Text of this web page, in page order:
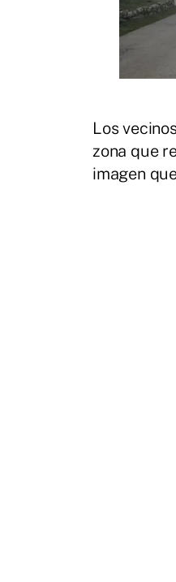
Los
zona que
imagen